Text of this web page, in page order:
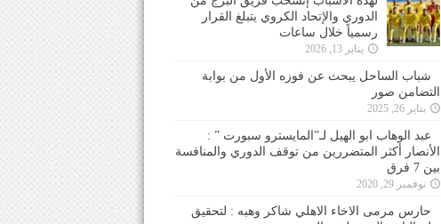
الدوري والإتحاد الكروي يتبلغ القرار
رسمياً خلال ساعات
يناير 13, 2026
شباب الساحل يبحث عن فوزه الأول من بوابة
التضامن صور
يناير 26, 2025
عبد الوهاب ابو الهيل لـ”المايسترو سبورت ” :
الأنصار أكثر المتضررين من توقف الدوري والمنافسة
بين 7 فرق
نوفمبر 29, 2020
حارس مرمى الاخاء الاهلي شاكر وهبه : لتحقيق